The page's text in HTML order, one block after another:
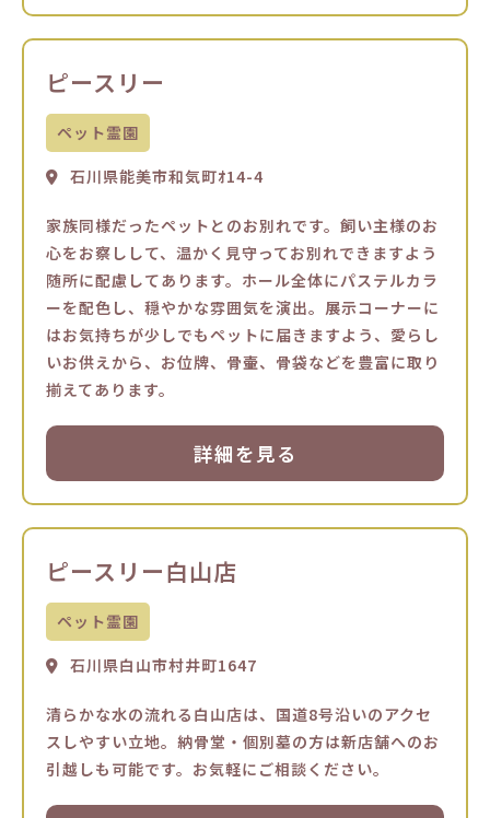
ピースリー
ペット霊園
石川県能美市和気町ｵ14-4
家族同様だったペットとのお別れです。飼い主様のお
心をお察しして、温かく見守ってお別れできますよう
随所に配慮してあります。ホール全体にパステルカラ
ーを配色し、穏やかな雰囲気を演出。展示コーナーに
はお気持ちが少しでもペットに届きますよう、愛らし
いお供えから、お位牌、骨壷、骨袋などを豊富に取り
揃えてあります。
詳細を見る
ピースリー白山店
ペット霊園
石川県白山市村井町1647
清らかな水の流れる白山店は、国道8号沿いのアクセ
スしやすい立地。納骨堂・個別墓の方は新店舗へのお
引越しも可能です。お気軽にご相談ください。